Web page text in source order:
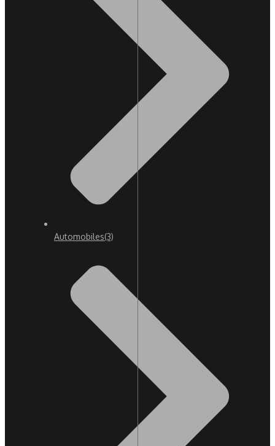
Automobiles(3)